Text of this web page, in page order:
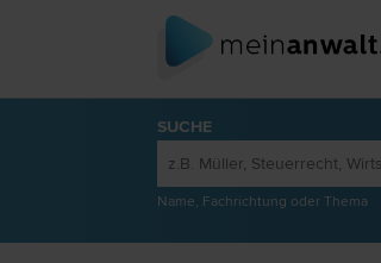
SUCHE
Name, Fachrichtung oder Thema